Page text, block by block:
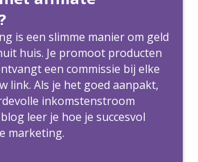
is een slimme manier om geld
huis. Je promoot producten
een commissie bij elke
link. Als je het goed aanpakt,
inkomstenstroom
leer je hoe je succesvol
marketing.